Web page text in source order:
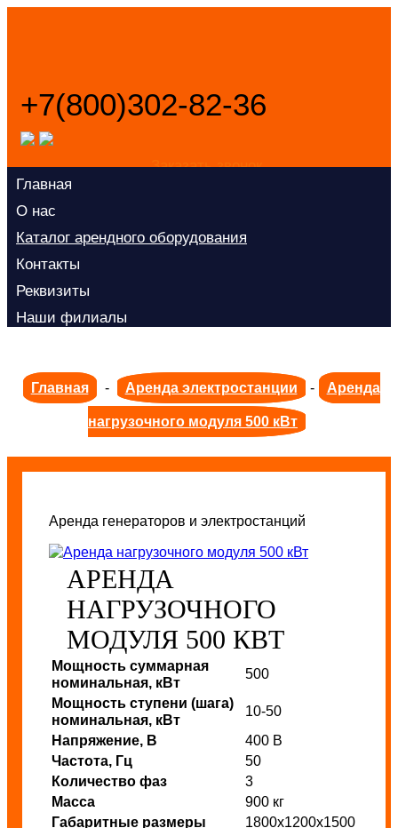
+7(800)302-82-36
Заказать звонок
Главная
О нас
Каталог арендного оборудования
Контакты
Реквизиты
Наши филиалы
Главная - Аренда электростанции - Аренда
нагрузочного модуля 500 кВт
Аренда генераторов и электростанций
АРЕНДА
НАГРУЗОЧНОГО
МОДУЛЯ 500 КВТ
Мощность суммарная
номинальная, кВт
500
Мощность ступени (шага)
номинальная, кВт
10-50
Напряжение, В
400 В
Частота, Гц
50
Количество фаз
3
Масса
900 кг
Габаритные размеры
1800х1200х1500